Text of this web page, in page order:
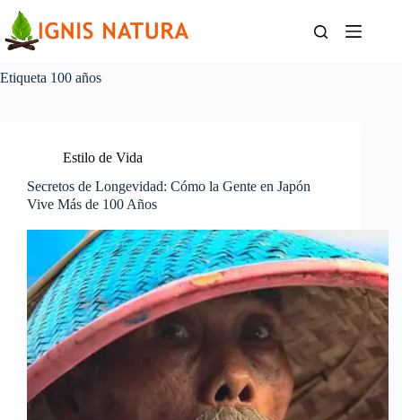
contenido
Etiqueta 100 años
Estilo de Vida
Secretos de Longevidad: Cómo la Gente en Japón
Vive Más de 100 Años